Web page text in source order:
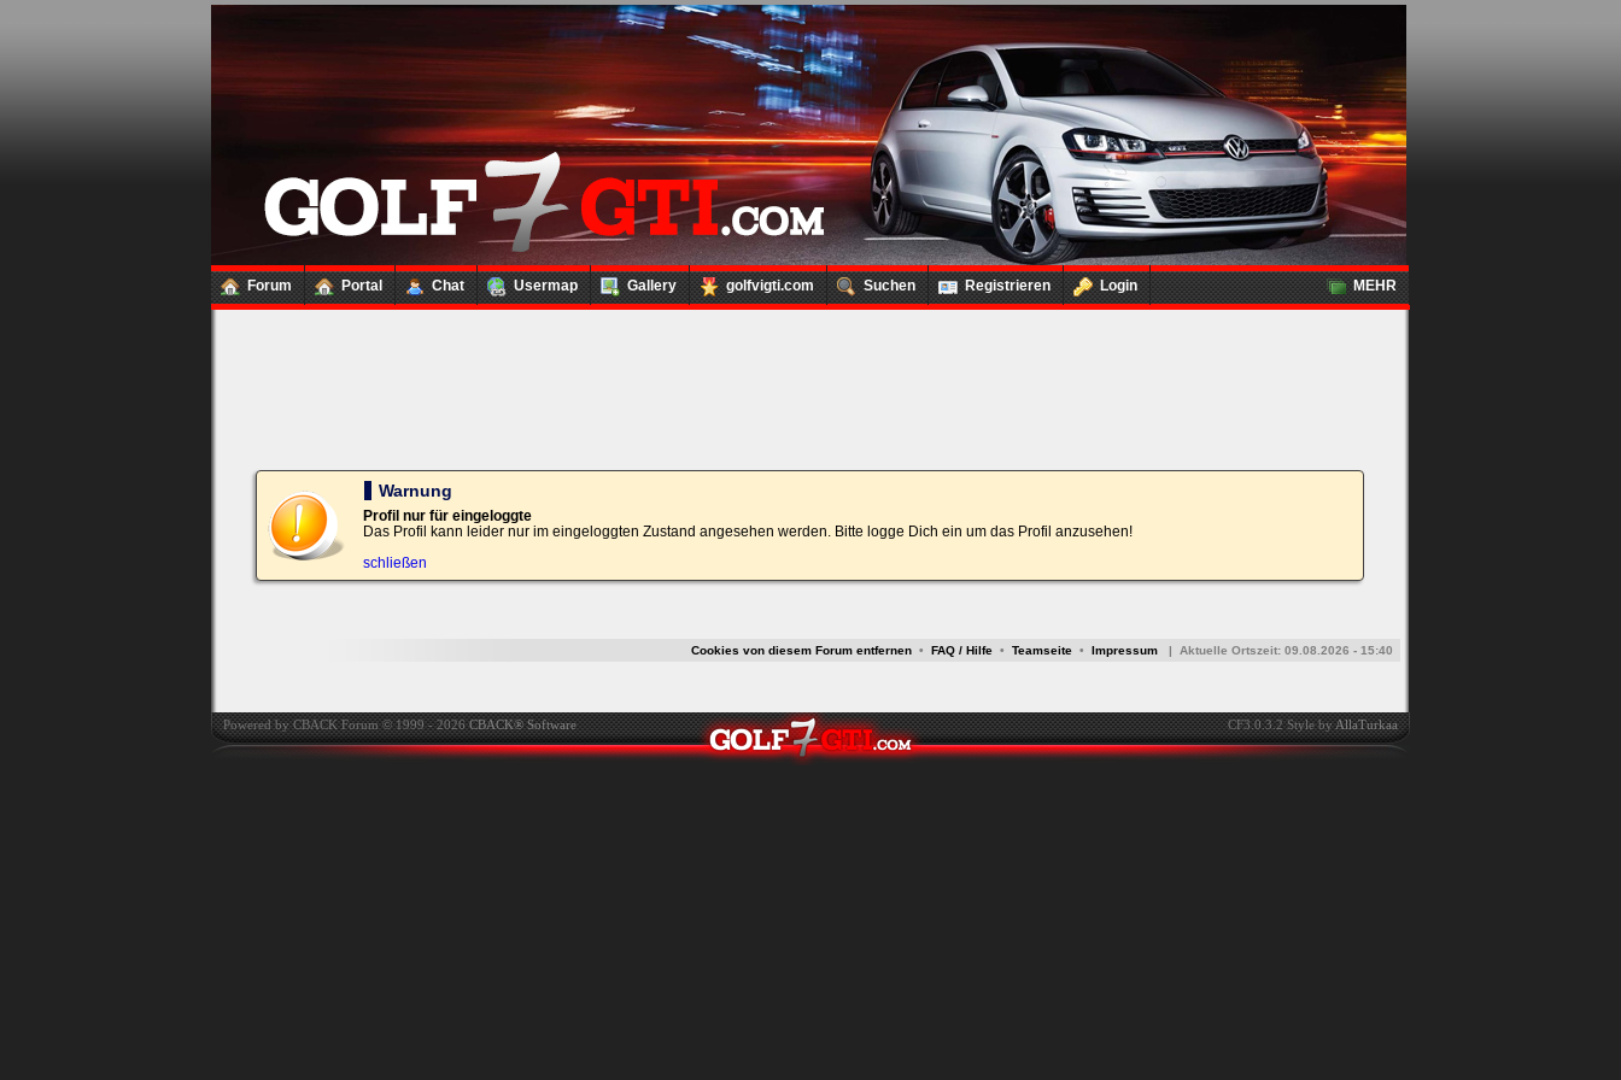
Forum Portal Chat Usermap Gallery golfvigti.com Suchen Registrieren Login MEHR
Loginbox
Trage
bitte
in
die
nachfolgenden
Felder
Deinen
Benutzernamen
und
Kennwort
ein,
um
Bei jedem Besuch
automatisch einloggen.
Warnung
Profil nur für eingeloggte
Das Profil kann leider nur im eingeloggten Zustand angesehen werden. Bitte logge Dich ein um das Profil anzusehen!
schließen
Cookies von diesem Forum entfernen • FAQ / Hilfe • Teamseite • Impressum | Aktuelle Ortszeit: 09.08.2026 - 15:40
Powered by CBACK Forum © 1999 - 2026CBACK® Software CF3.0.3.2 Style byAllaTurkaa